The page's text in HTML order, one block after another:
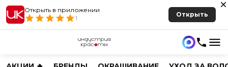
Открыть в приложении
1
Открыть